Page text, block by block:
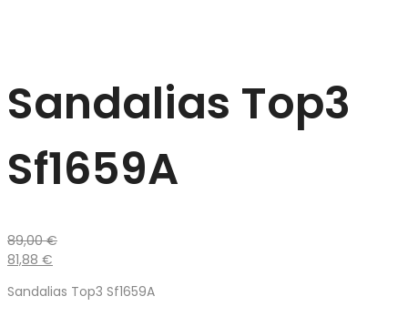
Sandalias Top3
Sf1659A
89,00€
81,88 €
Sandalias Top3 Sf1659A